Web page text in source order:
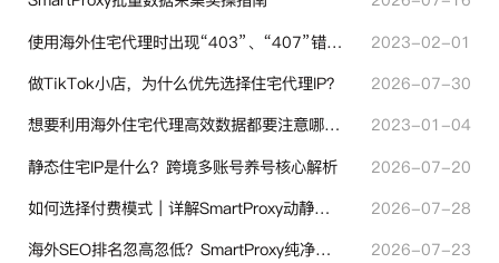
使用海外住宅代理时出现“403”、“407”错误代码时代表什么？
2023-02-01
做TikTok小店，为什么优先选择住宅代理IP？
2026-07-30
想要利用海外住宅代理高效数据都要注意哪些地方？
2023-01-04
静态住宅IP是什么？跨境多账号养号核心解析
2026-07-20
如何选择付费模式｜详解SmartProxy动静态计费体系
2026-07-28
海外SEO排名忽高忽低？SmartProxy纯净住宅IP助力站点权重稳定
2026-07-23